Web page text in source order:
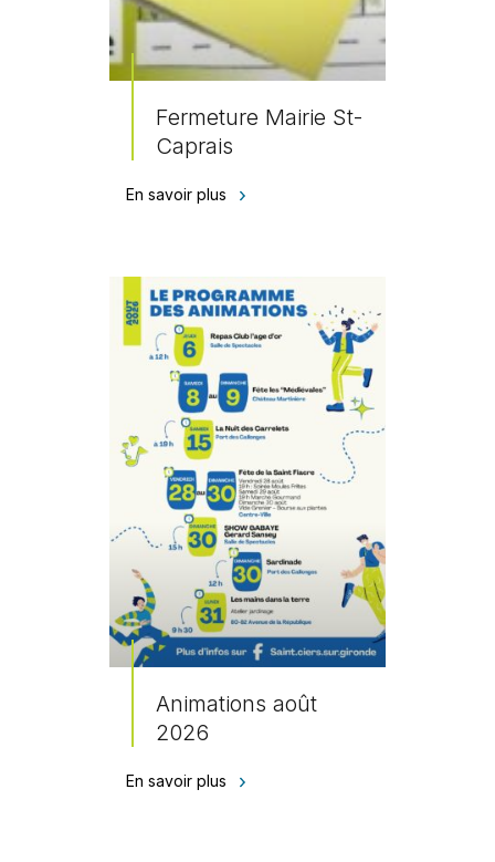
Fermeture Mairie St-
Caprais
En savoir plus
Animations août
2026
En savoir plus